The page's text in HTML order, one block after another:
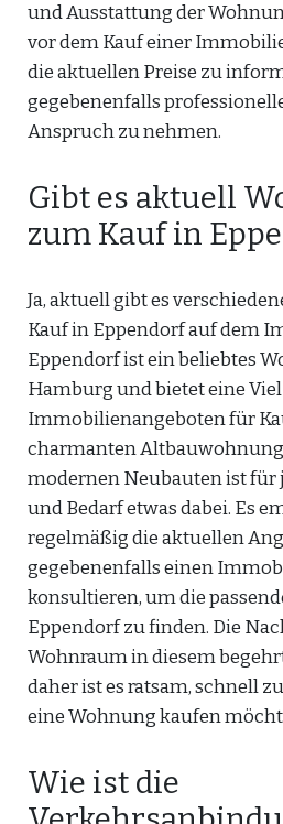
und Ausstattung der
vor dem Kauf einer
die aktuellen Preise zu
gegebenenfalls
Anspruch zu nehmen.
Gibt es aktuell
zum Kauf in
Ja, aktuell gibt es
Kauf in Eppendorf auf dem
Eppendorf ist ein beliebtes
Hamburg und bietet eine
Immobilienangeboten für
charmanten
modernen Neubauten ist für
und Bedarf etwas dabei. Es
regelmäßig die aktuellen
gegebenenfalls einen
konsultieren, um die
Eppendorf zu finden. Die
Wohnraum in diesem
daher ist es ratsam, schnell
eine Wohnung kaufen
Wie ist die